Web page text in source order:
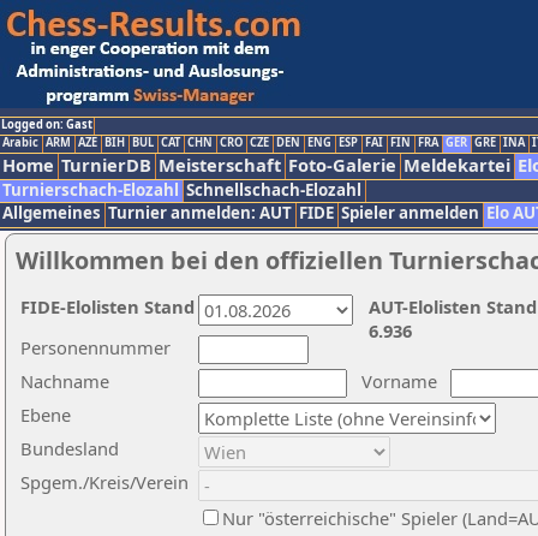
Logged on: Gast
Arabic ARM AZE BIH BUL CAT CHN CRO CZE DEN ENG ESP FAI FIN FRA GER GRE INA
Home TurnierDB Meisterschaft Foto-Galerie Meldekartei
Turnierschach-Elozahl Schnellschach-Elozahl
Allgemeines Turnier anmelden: AUT FIDE Spieler anmelden Elo
Willkommen bei den offiziellen
Nachname
Vorname
Ebene
Personennummer
Bundesland
Spgem./Kreis/Verein
Nur "österreichische" Spieler
AUT-Elolisten
6.936
FIDE-Elolisten Stand